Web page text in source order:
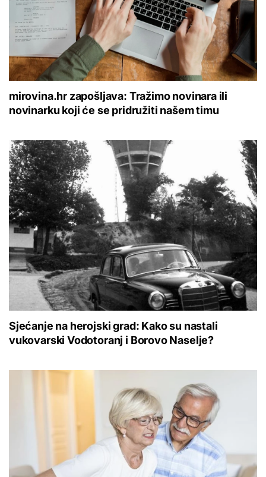
mirovina.hr zapošljava: Tražimo novinara ili
novinarku koji će se pridružiti našem timu
Sjećanje na herojski grad: Kako su nastali
vukovarski Vodotoranj i Borovo Naselje?